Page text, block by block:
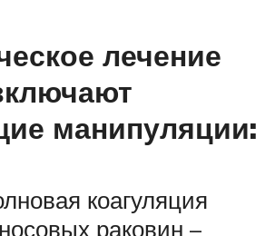
лечение
манипуляции:
коагуляция
раковин –